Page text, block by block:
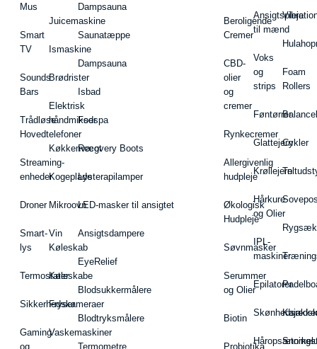
Mus
Smart
TV
Sounds
Bars
Trådløse
Hovedtelefoner
Streaming-
enheder
Droner
Smart-
lys
Termostater
Sikkerhedskameraer
Gaming
og
Juicemaskine
Ismaskine
Brødrister
Elektrisk
håndmikser
Køkkenvægt
Kogeplade
Mikroovn
Vin
Køleskab
Køleskabe
Fryser
Vaskemaskiner
Dampsauna
Saunatæppe
Dampsauna
Isbad
Fodspa
Recovery Boots
Lysterapilamper
LED-masker til ansigtet
Ansigtsdampere
EyeRelief
Blodsukkermålere
Blodtryksmålere
Termometre
Beroligende
Cremer
CBD-
olier
og
cremer
Rynkecremer
Allergivenlig
hudpleje
Økologisk
Hudpleje
Søvnmasker
Serummer
og Olier
Biotin
Probiotika
Ansigtspleje
til mænd
Voks
og
strips
Føntørrer
Glattejern
Krøllejern
Hårkure
og Olier
IPL-
maskiner
Epilatorer
Foam
Rollers
Cykler